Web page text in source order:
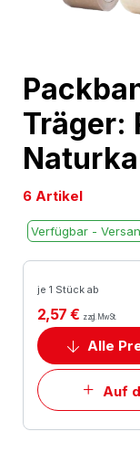
to
the
beginning
of
the
images
gallery
Träger:
6 Artikel
Verfügbar -
Auf
je 1 Stück ab
2,57 € zzgl. MwSt.
Alle